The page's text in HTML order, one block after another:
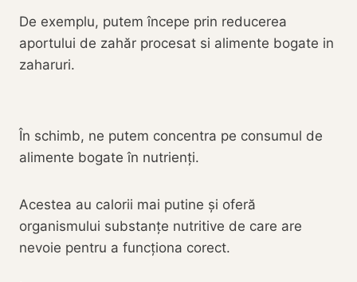
De exemplu, putem începe prin reducerea
aportului de zahăr procesat si alimente bogate in
zaharuri.
În schimb, ne putem concentra pe consumul de
alimente bogate în nutrienți.
Acestea au calorii mai putine și oferă
organismului substanțe nutritive de care are
nevoie pentru a funcționa corect.